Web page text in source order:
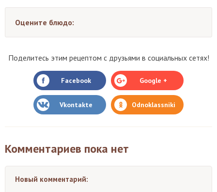
Оцените блюдо:
Поделитесь этим рецептом с друзьями в социальных сетях!
Facebook Google +
Vkontakte Odnoklassniki
Комментариев пока нет
Новый комментарий: